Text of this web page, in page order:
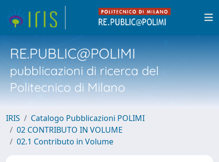
RE.PUBLIC@POLIMI
pubblicazioni di ricerca del
Politecnico di Milano
IRIS
Catalogo Pubblicazioni POLIMI
02 CONTRIBUTO IN VOLUME
02.1 Contributo in Volume